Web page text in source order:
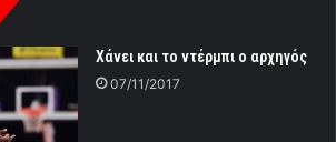
Χάνει και το ντέρμπι ο αρχηγός
07/11/2017